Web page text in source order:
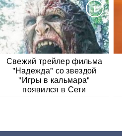
1
Свежий трейлер фильма
"Надежда" со звездой
"Игры в кальмара"
появился в Сети